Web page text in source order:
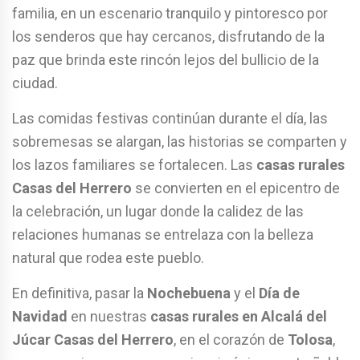
familia, en un escenario tranquilo y pintoresco por
los senderos que hay cercanos, disfrutando de la
paz que brinda este rincón lejos del bullicio de la
ciudad.
Las comidas festivas continúan durante el día, las
sobremesas se alargan, las historias se comparten y
los lazos familiares se fortalecen. Las casas rurales
Casas del Herrero se convierten en el epicentro de
la celebración, un lugar donde la calidez de las
relaciones humanas se entrelaza con la belleza
natural que rodea este pueblo.
En definitiva, pasar la Nochebuenay el Día de
Navidad en nuestras casas rurales en Alcalá del
Júcar Casas del Herrero, en el corazón de Tolosa,